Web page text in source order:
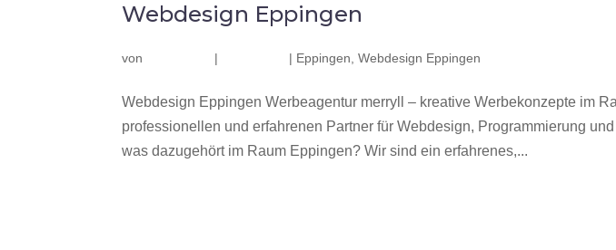
Webdesign Eppingen
von | | Eppingen ,Webdesign Eppingen
Webdesign Eppingen Werbeagentur merryll – kreative Werbekonzepte im
professionellen und erfahrenen Partner für Webdesign, Programmierung
was dazugehört im Raum Eppingen? Wir sind ein erfahrenes,...